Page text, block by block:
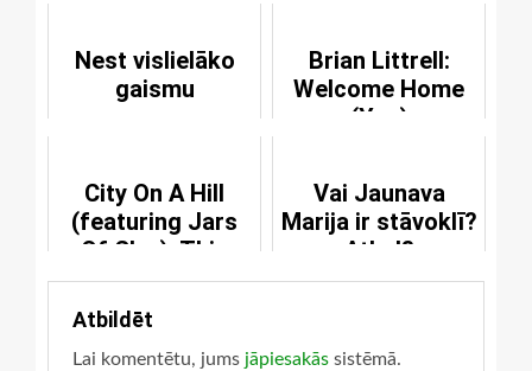
Nest vislielāko
gaismu
Brian Littrell:
Welcome Home
(You)
City On A Hill
(featuring Jars
Of Clay): This
Road
Vai Jaunava
Marija ir stāvoklī?
Atkal?
Atbildēt
Lai komentētu, jums jāpiesakās sistēmā.